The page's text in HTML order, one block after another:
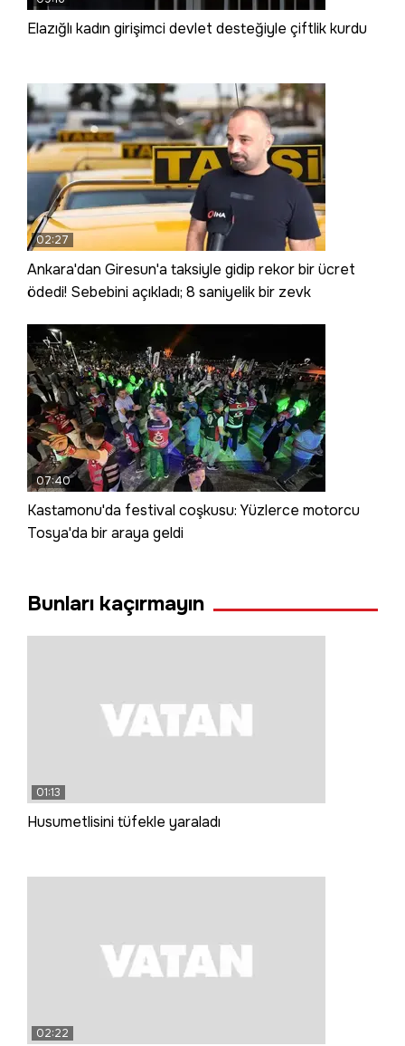
Elazığlı kadın girişimci devlet desteğiyle çiftlik kurdu
02:27
Ankara'dan Giresun'a taksiyle gidip rekor bir ücret
ödedi! Sebebini açıkladı; 8 saniyelik bir zevk
07:40
Kastamonu'da festival coşkusu: Yüzlerce motorcu
Tosya'da bir araya geldi
Bunları kaçırmayın
01:13
Husumetlisini tüfekle yaraladı
02:22